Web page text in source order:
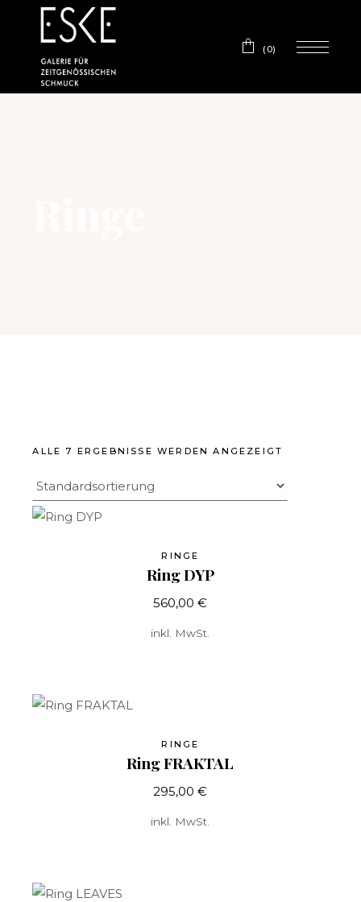
(0)
ALLE 7 ERGEBNISSE WERDEN ANGEZEIGT
RINGE
Ring DYP
560,00€
inkl. MwSt.
RINGE
Ring FRAKTAL
295,00€
inkl. MwSt.